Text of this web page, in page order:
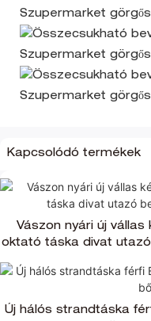
Kapcsolódó termékek
Vászon nyári új
oktató táska divat
Új hálós strandtáska